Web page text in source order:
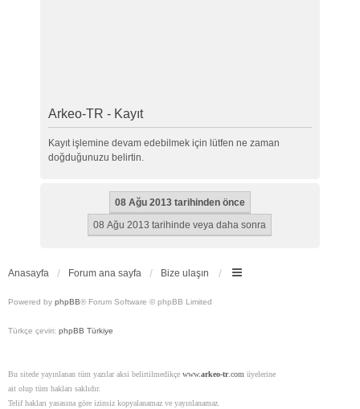
Arkeo-TR - Kayıt
Kayıt işlemine devam edebilmek için lütfen ne zaman
doğduğunuzu belirtin.
Anasayfa Forum ana sayfa Bize ulaşın
Powered by phpBB® Forum Software © phpBB Limited
Türkçe çeviri: phpBB Türkiye
Bu sitede yayınlanan tüm yazılar aksi belirtilmedikçe www.arkeo-tr.com üyelerine
ait olup tüm hakları saklıdır.
Telif hakları yasasına göre izinsiz kopyalanamaz ve yayınlanamaz.